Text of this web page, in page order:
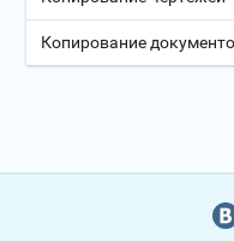
Копирование